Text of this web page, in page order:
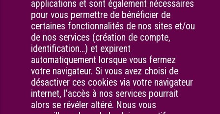
applications et sont également nécessaires
pour vous permettre de bénéficier de
certaines fonctionnalités de nos sites et/ou
de nos services (création de compte,
identification…) et expirent
automatiquement lorsque vous fermez
votre navigateur. Si vous avez choisi de
désactiver ces cookies via votre navigateur
internet, l’accès à nos services pourrait
alors se révéler altéré. Nous vous